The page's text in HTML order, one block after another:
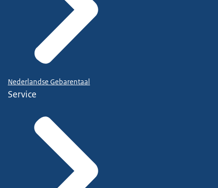
Nederlandse Gebarentaal
Service